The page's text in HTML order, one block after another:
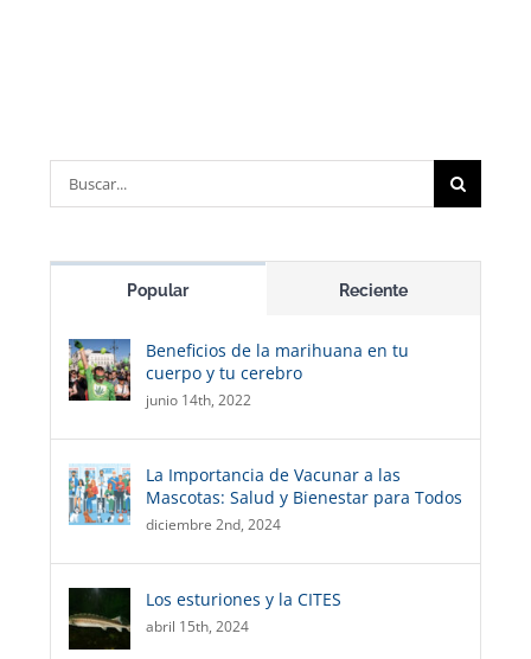
Buscar:
Popular Reciente
Beneficios de la marihuana en tu
cuerpo y tu cerebro
junio 14th, 2022
La Importancia de Vacunar a las
Mascotas: Salud y Bienestar para Todos
diciembre 2nd, 2024
Los esturiones y la CITES
abril 15th, 2024